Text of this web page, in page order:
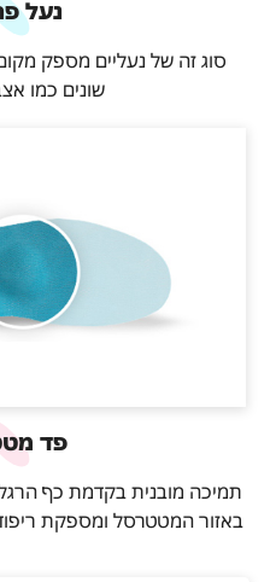
נעל
סוג זה של נעליים מספק
שונים כמו
פד
תמיכה מובנית בקדמת כף
באזור המטטרסל ומספקת